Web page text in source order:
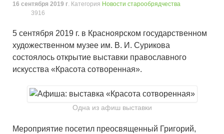
16 сентября 2019 г. Категория Новости старообрядчества
3916
5 сентября 2019 г. в Красноярском государственном
художественном музее им. В. И. Сурикова
состоялось открытие выставки православного
искусства «Красота сотворенная».
Одна из афиш выставки
Мероприятие посетил преосвященный Григорий,